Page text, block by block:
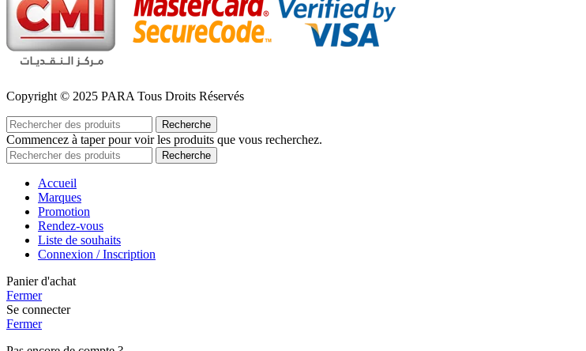
Copyright © 2025 PARA Tous Droits Réservés
Recherche
Commencez à taper pour voir les produits que vous recherchez.
Recherche
Accueil
Marques
Promotion
Rendez-vous
Liste de souhaits
Connexion / Inscription
Panier d'achat
Fermer
Se connecter
Fermer